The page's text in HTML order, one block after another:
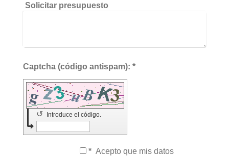
Solicitar presupuesto
Captcha (código antispam): *
Introduce el código.
↺
* Acepto que mis datos